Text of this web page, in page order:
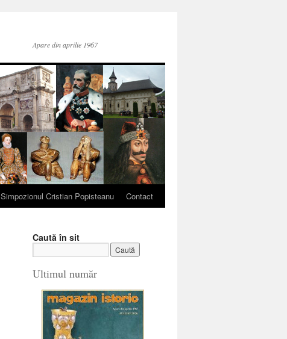
Apare din aprilie 1967
Simpozionul Cristian Popisteanu Contact
Caută în sit
Ultimul număr